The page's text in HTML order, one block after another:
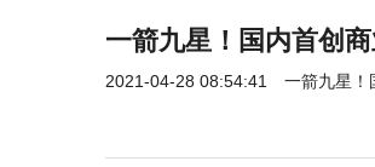
一箭九星！国内首创
2021-04-28 08:54:41 一箭九星！